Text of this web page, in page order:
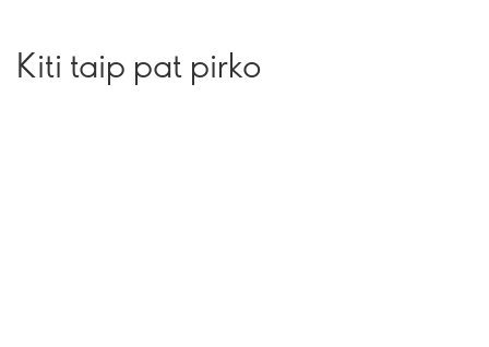
Kiti taip pat pirko